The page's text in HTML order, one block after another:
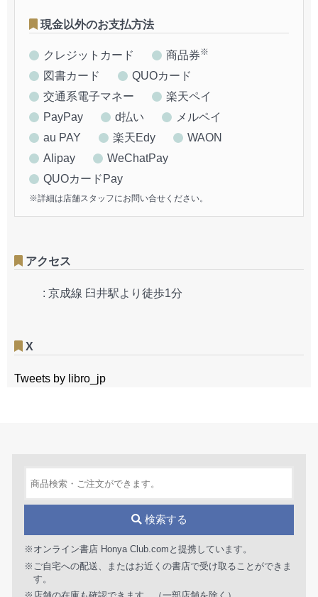
現金以外のお支払方法
クレジットカード 商品券※
図書カード
QUOカード
交通系電子マネー
楽天ペイ
PayPay
d払い
メルペイ
au PAY
楽天Edy
WAON
Alipay
WeChatPay
QUOカードPay
※詳細は店舗スタッフにお問い合せください。
アクセス
: 京成線 臼井駅より徒歩1分
X
Tweets by libro_jp
検索する
※オンライン書店 Honya Club.comと提携しています。
※ご自宅への配送、またはお近くの書店で受け取ることができま
す。